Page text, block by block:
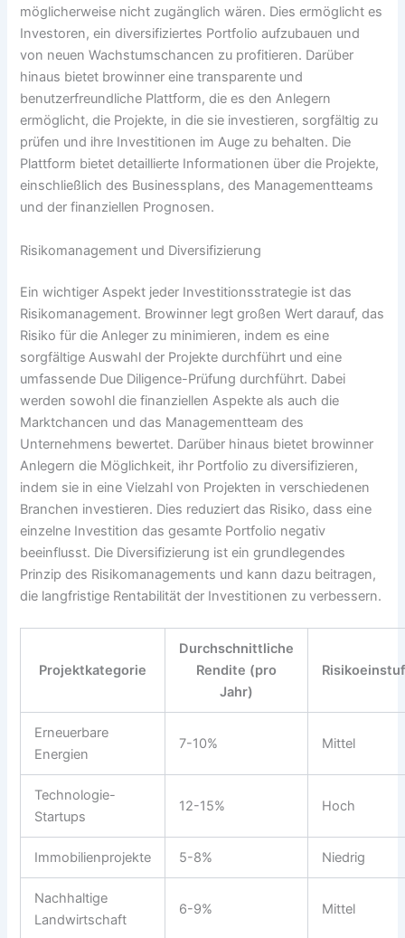
möglicherweise nicht zugänglich wären. Dies ermöglicht es
Investoren, ein diversifiziertes Portfolio aufzubauen und
von neuen Wachstumschancen zu profitieren. Darüber
hinaus bietet browinner eine transparente und
benutzerfreundliche Plattform, die es den Anlegern
ermöglicht, die Projekte, in die sie investieren, sorgfältig zu
prüfen und ihre Investitionen im Auge zu behalten. Die
Plattform bietet detaillierte Informationen über die Projekte,
einschließlich des Businessplans, des Managementteams
und der finanziellen Prognosen.
Risikomanagement und Diversifizierung
Ein wichtiger Aspekt jeder Investitionsstrategie ist das
Risikomanagement. Browinner legt großen Wert darauf, das
Risiko für die Anleger zu minimieren, indem es eine
sorgfältige Auswahl der Projekte durchführt und eine
umfassende Due Diligence-Prüfung durchführt. Dabei
werden sowohl die finanziellen Aspekte als auch die
Marktchancen und das Managementteam des
Unternehmens bewertet. Darüber hinaus bietet browinner
Anlegern die Möglichkeit, ihr Portfolio zu diversifizieren,
indem sie in eine Vielzahl von Projekten in verschiedenen
Branchen investieren. Dies reduziert das Risiko, dass eine
einzelne Investition das gesamte Portfolio negativ
beeinflusst. Die Diversifizierung ist ein grundlegendes
Prinzip des Risikomanagements und kann dazu beitragen,
die langfristige Rentabilität der Investitionen zu verbessern.
Projektkategorie
Durchschnittliche
Rendite (pro
Jahr)
Erneuerbare
Energien
7-10% Mittel
Technologie-
Startups
12-15% Hoch
Immobilienprojekte 5-8% Niedrig
Nachhaltige
Landwirtschaft
6-9% Mittel